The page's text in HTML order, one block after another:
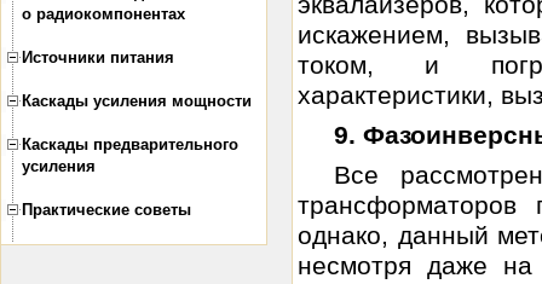
о радиокомпонентах
Источники питания
Каскады усиления мощности
Каскады предварительного
усиления
Практические советы
искажением,
током, и
характеристики,
9.
Все
трансформаторов
однако, данный
несмотря даже